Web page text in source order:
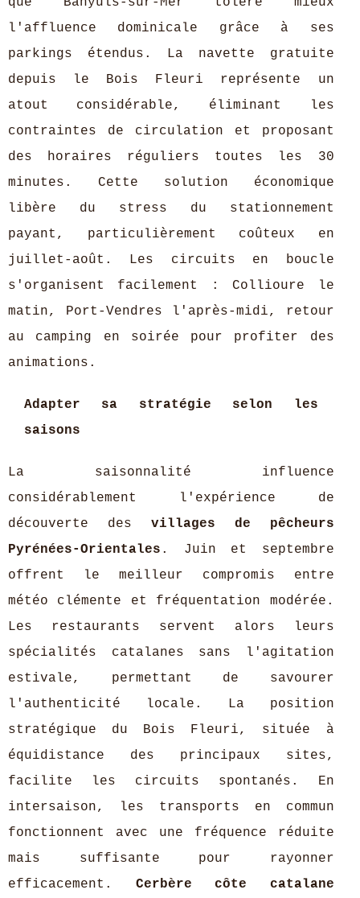
l'affluence dominicale grâce à ses
parkings étendus. La navette gratuite
depuis le Bois Fleuri représente un
atout considérable, éliminant les
contraintes de circulation et proposant
des horaires réguliers toutes les 30
minutes. Cette solution économique
libère du stress du stationnement
payant, particulièrement coûteux en
juillet-août. Les circuits en boucle
s'organisent facilement : Collioure le
matin, Port-Vendres l'après-midi, retour
au camping en soirée pour profiter des
animations.
Adapter sa stratégie selon les
saisons
La saisonnalité influence
considérablement l'expérience de
découverte des villages de pêcheurs
Pyrénées-Orientales . Juin et septembre
offrent le meilleur compromis entre
météo clémente et fréquentation modérée.
Les restaurants servent alors leurs
spécialités catalanes sans l'agitation
estivale, permettant de savourer
l'authenticité locale. La position
stratégique du Bois Fleuri, située à
équidistance des principaux sites,
facilite les circuits spontanés. En
intersaison, les transports en commun
fonctionnent avec une fréquence réduite
mais suffisante pour rayonner
efficacement. Cerbère côte catalane